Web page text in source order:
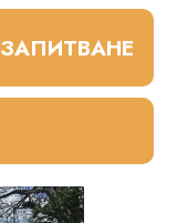
ЗАПИТВАНЕ